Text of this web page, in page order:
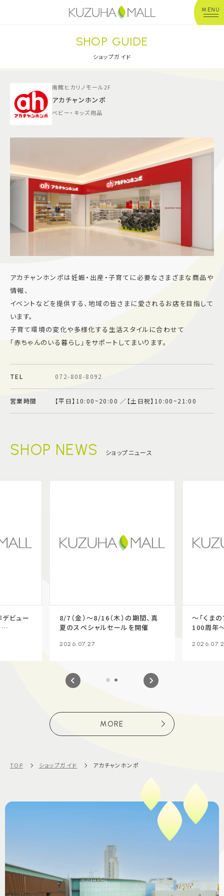
MENU
年中無休平 日：10:00~20:00
※店舗により異なる
ショップガイド
グルメ＆フード
イベント
キッズ＆ベビー
施設案内
よくあるご質問
スタッフ募集
Follow US
SHOP GUIDE
ショップガイド
南館ヒカリノモール2F
アカチャンホンポ
ベビー・キッズ用品
アカチャンホンポは妊娠・出産・子育てに必要なさまざまな商品や
情報、
イベントなどを提供する、地域の皆さまに愛されるお店を目指して
います。
子育て環境の変化や多様化する生活スタイルに合わせて
「赤ちゃんのいる暮らし」をサポートしてまいります。
TEL 072-808-8092
営業時間 【平日】10:00~20:00 ／【土日祝】10:00~21:00
SHOP NEWS ショップニュース
デビュー
8/7（金）～8/16（木）の期間、真
夏のスペシャルセールを開催
2026.07.27
～「くま
100周年
開催♪
MORE
TOP ショップガイド アカチャンホンポ